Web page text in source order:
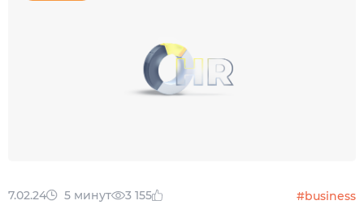
7.02.24 5 минут 3 155 #business